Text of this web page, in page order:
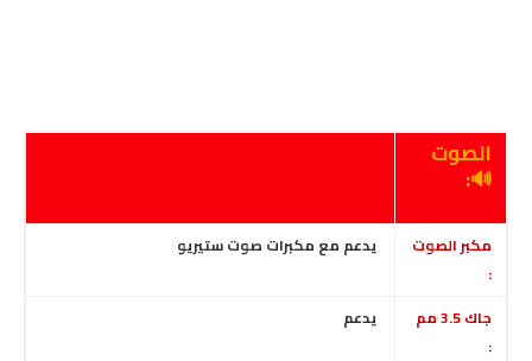
الصوت
🔊:
مكبر الصوت
:
يدعم مع مكبرات صوت ستيريو
جاك 3.5 مم
:
يدعم